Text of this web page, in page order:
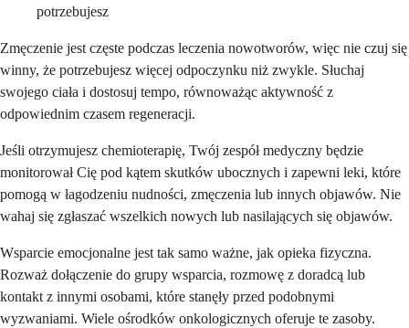
potrzebujesz
Zmęczenie jest częste podczas leczenia nowotworów, więc nie czuj się
winny, że potrzebujesz więcej odpoczynku niż zwykle. Słuchaj
swojego ciała i dostosuj tempo, równoważąc aktywność z
odpowiednim czasem regeneracji.
Jeśli otrzymujesz chemioterapię, Twój zespół medyczny będzie
monitorował Cię pod kątem skutków ubocznych i zapewni leki, które
pomogą w łagodzeniu nudności, zmęczenia lub innych objawów. Nie
wahaj się zgłaszać wszelkich nowych lub nasilających się objawów.
Wsparcie emocjonalne jest tak samo ważne, jak opieka fizyczna.
Rozważ dołączenie do grupy wsparcia, rozmowę z doradcą lub
kontakt z innymi osobami, które stanęły przed podobnymi
wyzwaniami. Wiele ośrodków onkologicznych oferuje te zasoby.